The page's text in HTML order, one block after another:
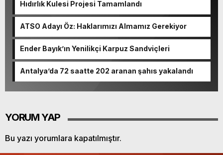
Hıdırlık Kulesi Projesi Tamamlandı
ATSO Adayı Öz: Haklarımızı Almamız Gerekiyor
Ender Bayık’ın Yenilikçi Karpuz Sandviçleri
Antalya’da 72 saatte 202 aranan şahıs yakalandı
YORUM YAP
Bu yazı yorumlara kapatılmıştır.